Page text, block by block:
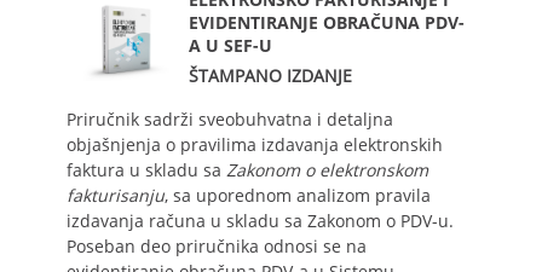
EVIDENTIRANJE OBRAČUNA PDV-
A U SEF-U
ŠTAMPANO IZDANJE
Priručnik sadrži sveobuhvatna i detaljna
objašnjenja o pravilima izdavanja elektronskih
faktura u skladu sa Zakonom o elektronskom
fakturisanju, sa uporednom analizom pravila
izdavanja računa u skladu sa Zakonom o PDV-u.
Poseban deo priručnika odnosi se na